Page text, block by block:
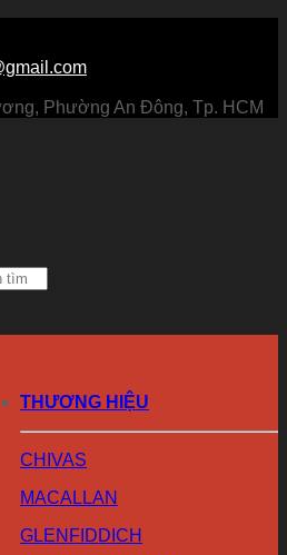
Phường An Đông, Tp. HCM
THƯƠNG HIỆU
CHIVAS
MACALLAN
GLENFIDDICH